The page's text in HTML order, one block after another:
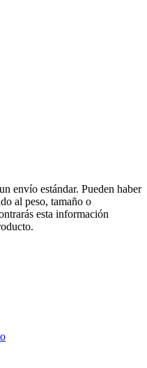
envío estándar. Pueden haber
al peso, tamaño o
esta información